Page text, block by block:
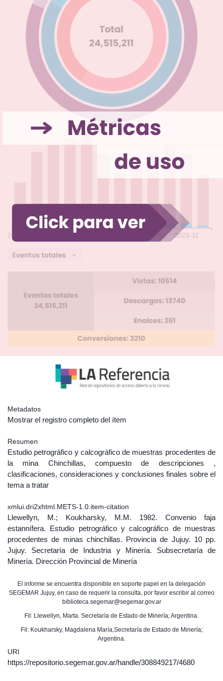
Metadatos
Mostrar el registro completo del ítem
Resumen
Estudio petrográfico y calcográfico de muestras procedentes de
la mina Chinchillas, compuesto de descripciones ,
clasificaciones, consideraciones y conclusiones finales sobre el
tema a tratar
xmlui.dri2xhtml.METS-1.0.item-citation
Llewellyn, M.; Koukharsky, M.M. 1982. Convenio faja
estannífera. Estudio petrográfico y calcográfico de muestras
procedentes de minas chinchillas. Provincia de Jujuy. 10 pp.
Jujuy. Secretaría de Industria y Minería. Subsecretaría de
Minería. Dirección Provincial de Minería
El informe se encuentra disponible en soporte papel en la delegación
SEGEMAR Jujuy, en caso de requerir la consulta, por favor escribir al correo
biblioteca.segemar@segemar.gov.ar
Fil: Llewellyn, Marta. Secretaría de Estado de Minería; Argentina.
Fil: Koukharsky, Magdalena María,Secretaría de Estado de Minería;
Argentina.
URI
https://repositorio.segemar.gov.ar/handle/308849217/4680